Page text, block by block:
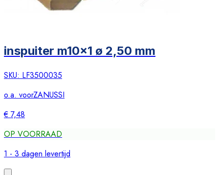
inspuiter m10x1 ø 2,50 mm
SKU: LF3500035
o.a. voorZANUSSI
€ 7,48
OP VOORRAAD
1 - 3 dagen levertijd